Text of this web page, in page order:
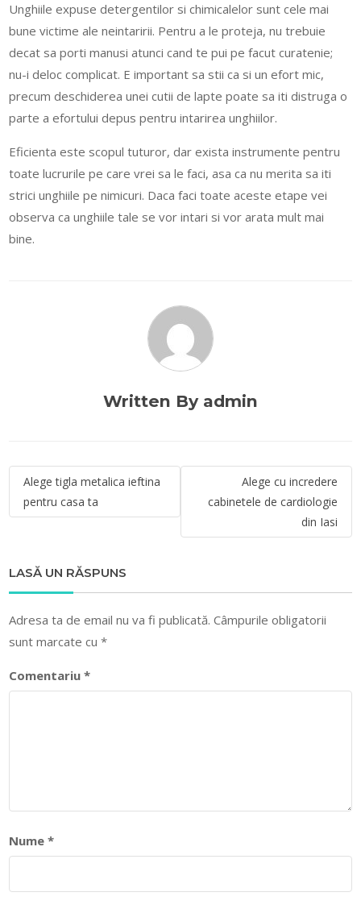
Unghiile expuse detergentilor si chimicalelor sunt cele mai
bune victime ale neintaririi. Pentru a le proteja, nu trebuie
decat sa porti manusi atunci cand te pui pe facut curatenie;
nu-i deloc complicat. E important sa stii ca si un efort mic,
precum deschiderea unei cutii de lapte poate sa iti distruga o
parte a efortului depus pentru intarirea unghiilor.
Eficienta este scopul tuturor, dar exista instrumente pentru
toate lucrurile pe care vrei sa le faci, asa ca nu merita sa iti
strici unghiile pe nimicuri. Daca faci toate aceste etape vei
observa ca unghiile tale se vor intari si vor arata mult mai
bine.
Written By admin
Navigare
în
articole
Alege tigla metalica ieftina
pentru casa ta
Alege cu incredere
cabinetele de cardiologie
din Iasi
LASĂ UN RĂSPUNS
Adresa ta de email nu va fi publicată. Câmpurile obligatorii
sunt marcate cu*
Comentariu*
Nume*